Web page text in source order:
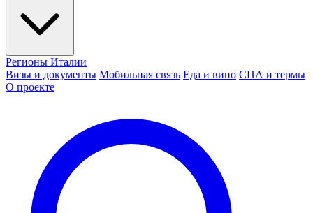
Регионы Италии
Визы и документы Мобильная связь Еда и вино СПА и термы
О проекте